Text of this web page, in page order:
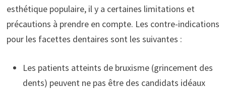
esthétique populaire, il y a certaines limitations et
précautions à prendre en compte. Les contre-indications
pour les facettes dentaires sont les suivantes :
Les patients atteints de bruxisme (grincement des
dents) peuvent ne pas être des candidats idéaux